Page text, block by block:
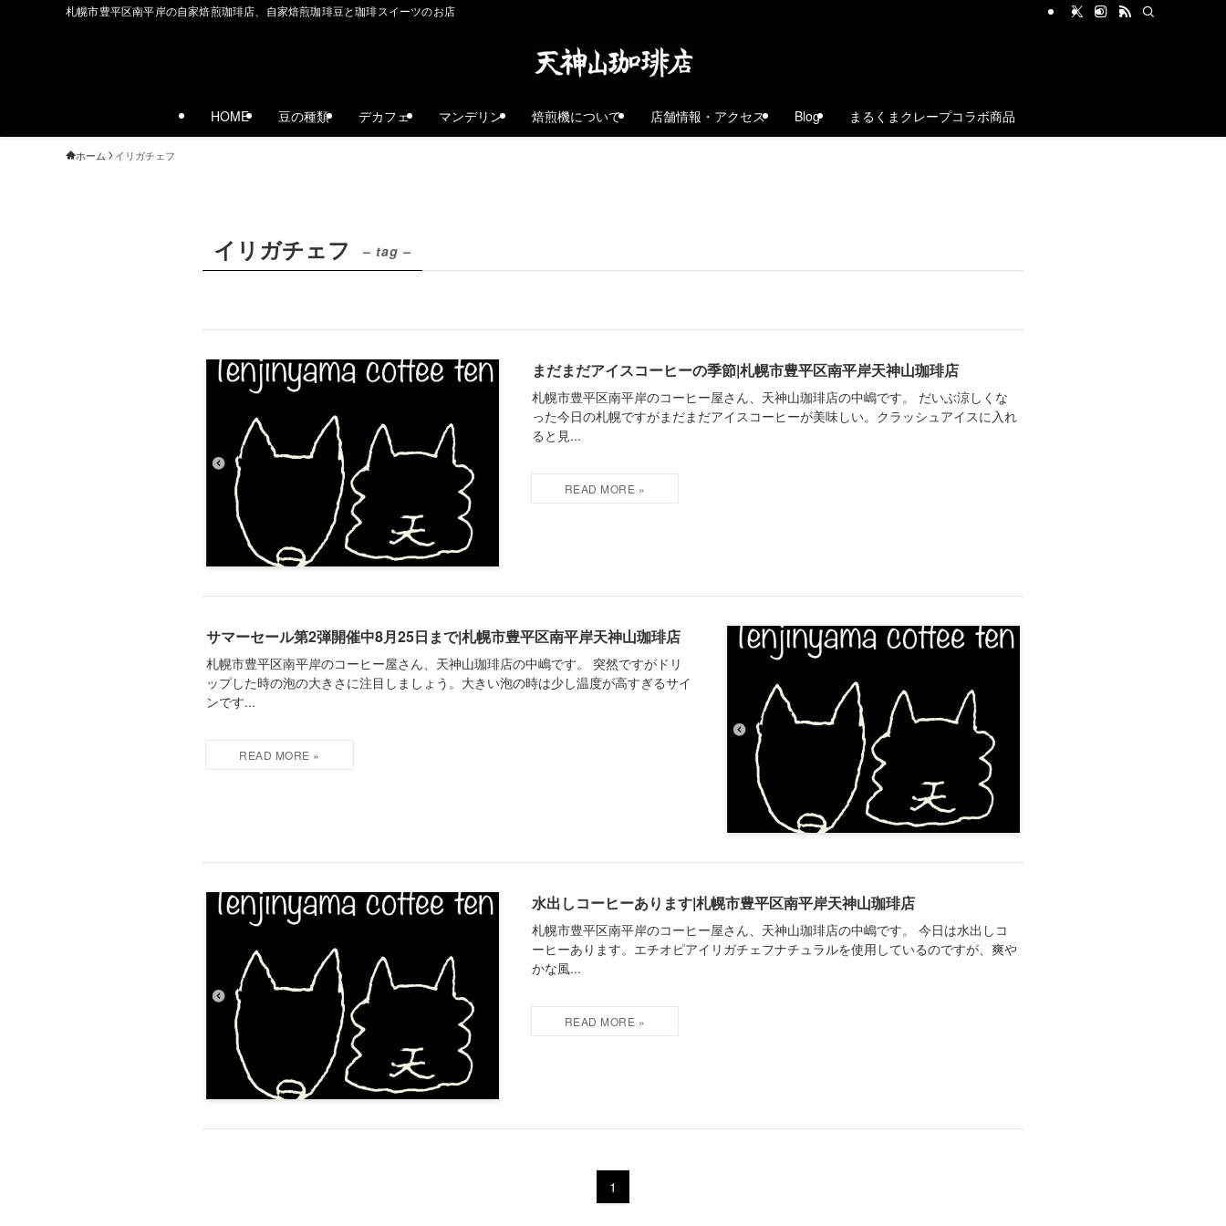
札幌市豊平区南平岸の自家焙煎珈琲店、自家焙煎珈琲豆と珈琲スイーツのお店
HOME 豆の種類 デカフェ マンデリン 焙煎機について 店舗情報・アクセス Blog まるくまクレープコラボ商品
ホーム イリガチェフ
イリガチェフ – tag –
まだまだアイスコーヒーの季節|札幌市豊平区南平岸天神山珈琲店
札幌市豊平区南平岸のコーヒー屋さん、天神山珈琲店の中嶋です。 だいぶ涼しくな
った今日の札幌ですがまだまだアイスコーヒーが美味しい。クラッシュアイスに入れ
ると見...
サマーセール第2弾開催中8月25日まで|札幌市豊平区南平岸天神山珈琲店
札幌市豊平区南平岸のコーヒー屋さん、天神山珈琲店の中嶋です。 突然ですがドリ
ップした時の泡の大きさに注目しましょう。大きい泡の時は少し温度が高すぎるサイ
ンです...
水出しコーヒーあります|札幌市豊平区南平岸天神山珈琲店
札幌市豊平区南平岸のコーヒー屋さん、天神山珈琲店の中嶋です。 今日は水出しコ
ーヒーあります。エチオピアイリガチェフナチュラルを使用しているのですが、爽や
かな風...
1